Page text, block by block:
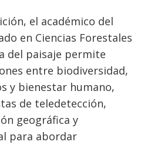
el académico del
en Ciencias Forestales
del paisaje permite
entre biodiversidad,
y bienestar humano,
de teledetección,
geográfica y
para abordar